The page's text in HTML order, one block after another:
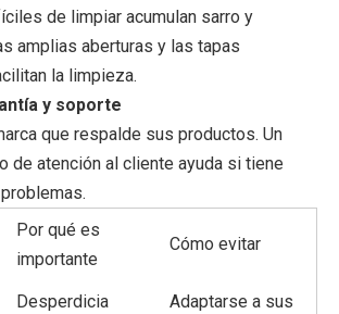
de limpiar acumulan sarro y
amplias aberturas y las tapas
la limpieza.
y soporte
que respalde sus productos. Un
de atención al cliente ayuda si tiene
Por qué es
importante
Cómo evitar
Desperdicia
Adaptarse a sus